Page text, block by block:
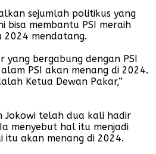
sejumlah politikus yang
bisa membantu PSI meraih
2024 mendatang.
yang bergabung dengan PSI
PSI akan menang di 2024.
Ketua Dewan Pakar,”
Jokowi telah dua kali hadir
menyebut hal itu menjadi
akan menang di 2024.